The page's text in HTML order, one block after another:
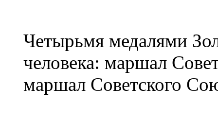
Четырьмя медалями
человека: маршал
маршал Советского